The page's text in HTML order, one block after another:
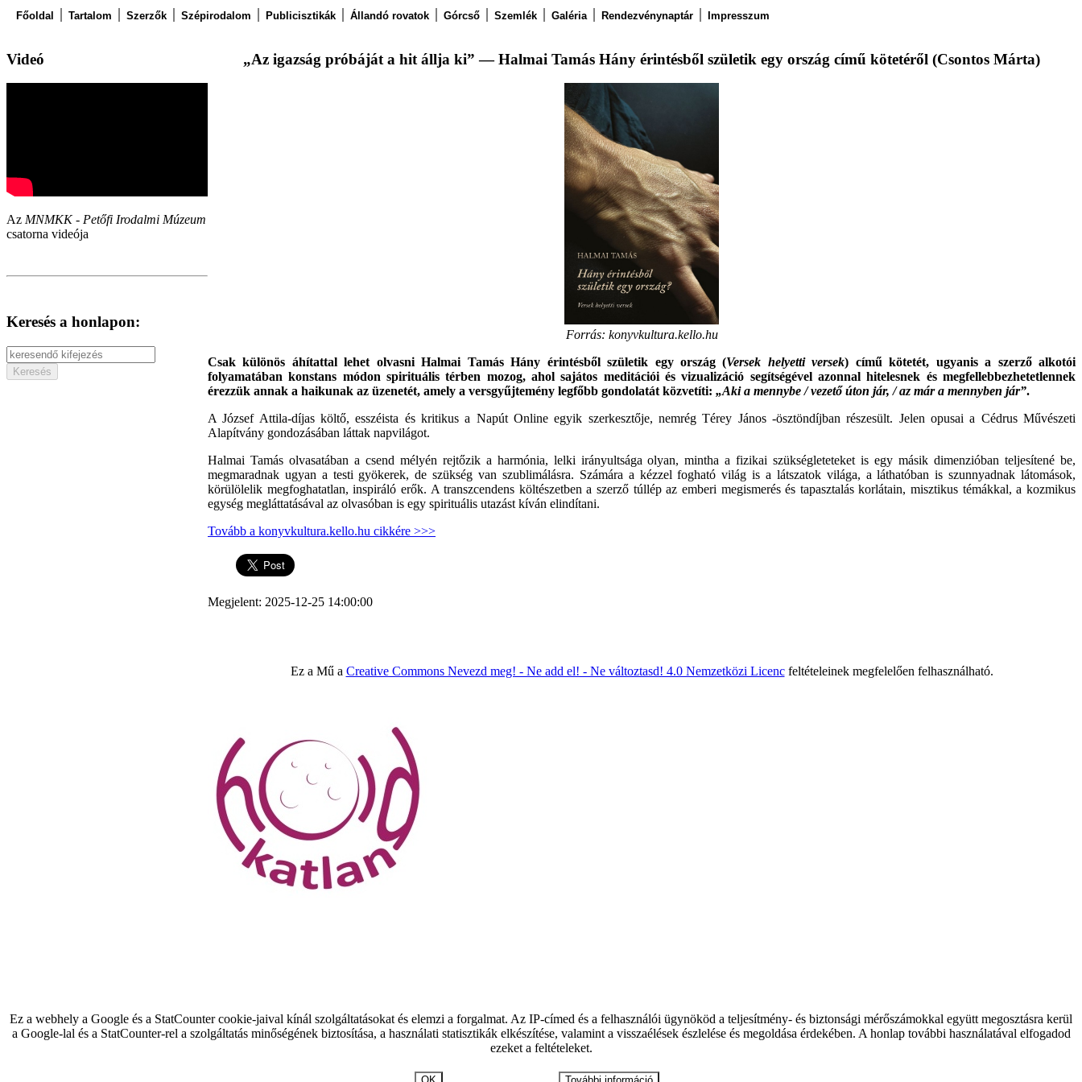
Főoldal Tartalom Szerzők Szépirodalom Publicisztikák Állandó rovatok Górcső Szemlék Galéria Rendezvénynaptár Impresszum
Videó
Az MNMKK - Petőfi Irodalmi Múzeum
csatorna videója
Keresés a honlapon:
„Az igazság próbáját a hit állja ki” — Halmai Tamás Hány érintésből születik egy ország című kötetéről (Csontos Márta)
Forrás: konyvkultura.kello.hu
Csak különös áhítattal lehet olvasni Halmai Tamás Hány érintésből születik egy ország (Versek helyetti versek) című kötetét, ugyanis a szerző alkotói
folyamatában konstans módon spirituális térben mozog, ahol sajátos meditációi és vizualizáció segítségével azonnal hitelesnek és megfellebbezhetetlennek
érezzük annak a haikunak az üzenetét, amely a versgyűjtemény legfőbb gondolatát közvetíti: „Aki a mennybe / vezető úton jár, / az már a mennyben jár”.
A József Attila-díjas költő, esszéista és kritikus a Napút Online egyik szerkesztője, nemrég Térey János -ösztöndíjban részesült. Jelen opusai a Cédrus Művészeti
Alapítvány gondozásában láttak napvilágot.
Halmai Tamás olvasatában a csend mélyén rejtőzik a harmónia, lelki irányultsága olyan, mintha a fizikai szükségleteteket is egy másik dimenzióban teljesítené be,
megmaradnak ugyan a testi gyökerek, de szükség van szublimálásra. Számára a kézzel fogható világ is a látszatok világa, a láthatóban is szunnyadnak látomások,
körülölelik megfoghatatlan, inspiráló erők. A transzcendens költészetben a szerző túllép az emberi megismerés és tapasztalás korlátain, misztikus témákkal, a kozmikus
egység megláttatásával az olvasóban is egy spirituális utazást kíván elindítani.
Tovább a konyvkultura.kello.hu cikkére >>>
Megjelent: 2025-12-25 14:00:00
Ez a Mű a Creative Commons Nevezd meg! - Ne add el! - Ne változtasd! 4.0 Nemzetközi Licencfeltételeinek megfelelően felhasználható.
Ez a webhely a Google és a StatCounter cookie-jaival kínál szolgáltatásokat és elemzi a forgalmat. Az IP-címed és a felhasználói ügynököd a teljesítmény- és biztonsági mérőszámokkal együtt megosztásra kerül
a Google-lal és a StatCounter-rel a szolgáltatás minőségének biztosítása, a használati statisztikák elkészítése, valamint a visszaélések észlelése és megoldása érdekében. A honlap további használatával elfogadod
ezeket a feltételeket.